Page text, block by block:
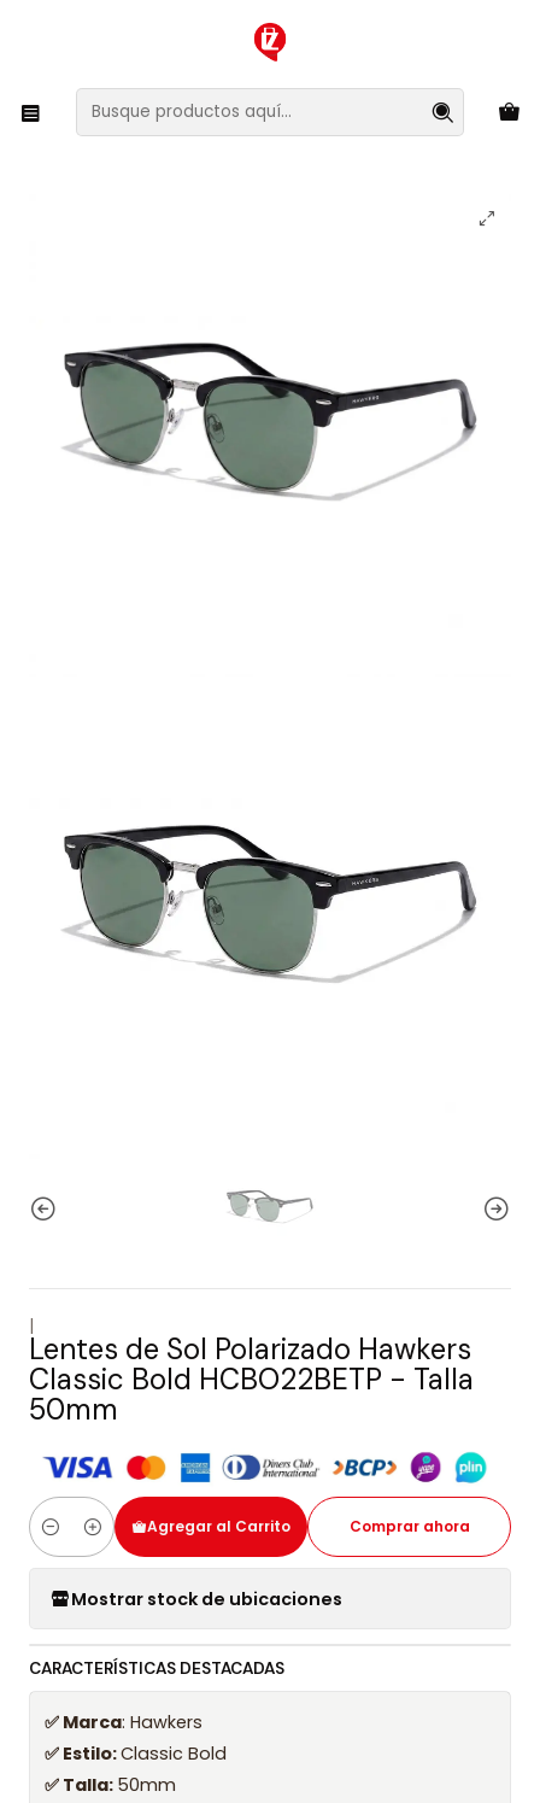
XMAS SALE ¡Compra antes de que la oferta termine!
Lentes y Accesorios Lentes de Sol
Lentes de Sol Polarizado Hawkers Classic Bold
HCBO22BETP - Talla 50mm
|
Lentes de Sol Polarizado Hawkers
Classic Bold HCBO22BETP - Talla
50mm
Cantidad
Agregar al Carrito Comprar ahora
Mostrar stock de ubicaciones
CARACTERÍSTICAS DESTACADAS
✅ Marca: Hawkers
✅ Estilo:Classic Bold
✅ Talla: 50mm